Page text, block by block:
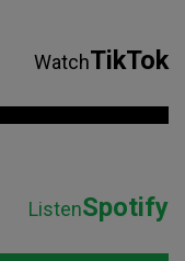
WatchTikTok
ListenSpotify